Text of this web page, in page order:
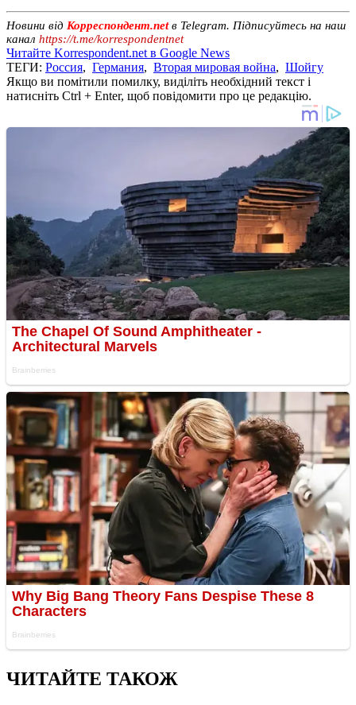
Новини від Корреспондент.netв Telegram. Підписуйтесь на наш
канал https://t.me/korrespondentnet
Читайте Korrespondent.net в Google News
ТЕГИ: Россия, Германия, Вторая мировая война, Шойгу
Якщо ви помітили помилку, виділіть необхідний текст і
натисніть Ctrl + Enter, щоб повідомити про це редакцію.
ЧИТАЙТЕ ТАКОЖ